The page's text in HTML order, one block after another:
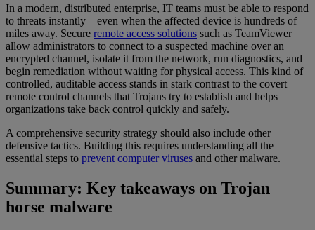
In a modern, distributed enterprise, IT teams must be able to respond
to threats instantly—even when the affected device is hundreds of
miles away. Secure remote access solutions such as TeamViewer
allow administrators to connect to a suspected machine over an
encrypted channel, isolate it from the network, run diagnostics, and
begin remediation without waiting for physical access. This kind of
controlled, auditable access stands in stark contrast to the covert
remote control channels that Trojans try to establish and helps
organizations take back control quickly and safely.
A comprehensive security strategy should also include other
defensive tactics. Building this requires understanding all the
essential steps to prevent computer viruses and other malware.
Summary: Key takeaways on Trojan
horse malware